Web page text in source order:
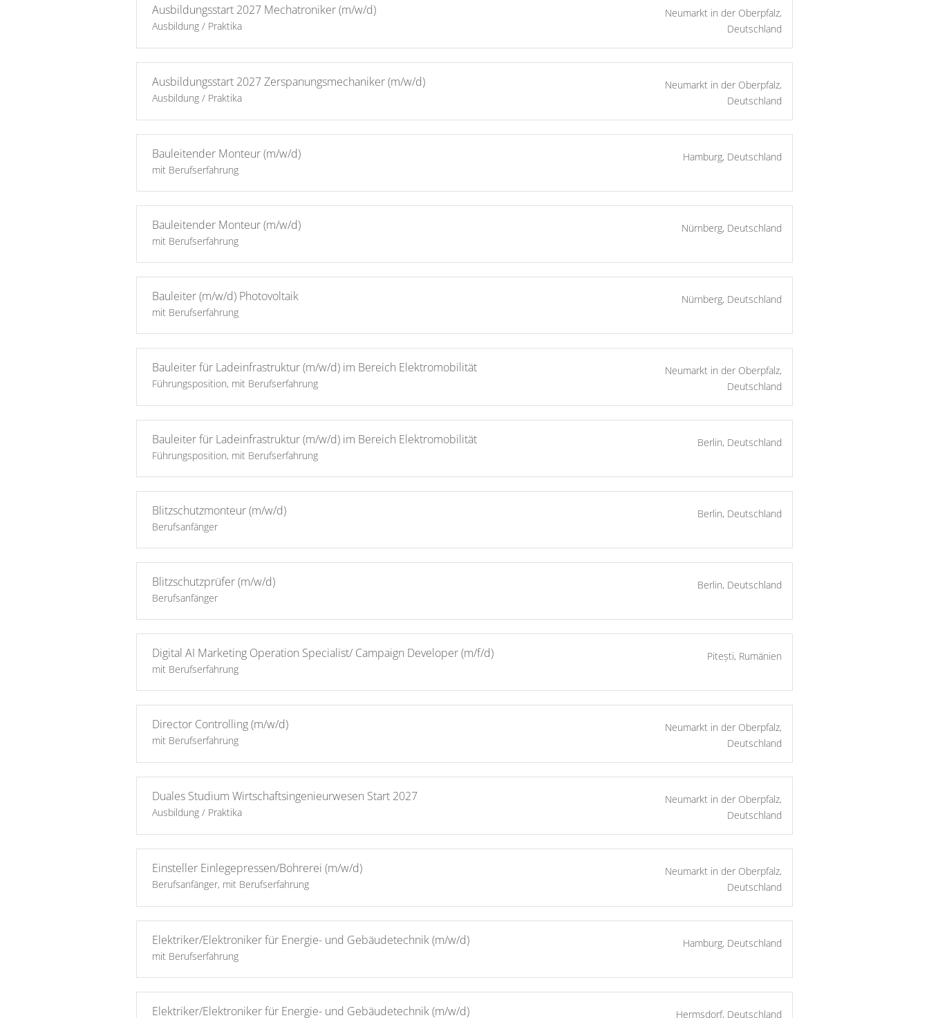
Ausbildungsstart 2027 Mechatroniker (m/w/d)
Ausbildung / Praktika
Neumarkt in der Oberpfalz,
Deutschland
Ausbildungsstart 2027 Zerspanungsmechaniker (m/w/d)
Ausbildung / Praktika
Neumarkt in der Oberpfalz,
Deutschland
Bauleitender Monteur (m/w/d)
mit Berufserfahrung
Hamburg, Deutschland
Bauleitender Monteur (m/w/d)
mit Berufserfahrung
Nürnberg, Deutschland
Bauleiter (m/w/d) Photovoltaik
mit Berufserfahrung
Nürnberg, Deutschland
Bauleiter für Ladeinfrastruktur (m/w/d) im Bereich Elektromobilität
Führungsposition, mit Berufserfahrung
Neumarkt in der Oberpfalz,
Deutschland
Bauleiter für Ladeinfrastruktur (m/w/d) im Bereich Elektromobilität
Führungsposition, mit Berufserfahrung
Berlin, Deutschland
Blitzschutzmonteur (m/w/d)
Berufsanfänger
Berlin, Deutschland
Blitzschutzprüfer (m/w/d)
Berufsanfänger
Berlin, Deutschland
Digital AI Marketing Operation Specialist/ Campaign Developer (m/f/d)
mit Berufserfahrung
Pitești, Rumänien
Director Controlling (m/w/d)
mit Berufserfahrung
Neumarkt in der Oberpfalz,
Deutschland
Duales Studium Wirtschaftsingenieurwesen Start 2027
Ausbildung / Praktika
Neumarkt in der Oberpfalz,
Deutschland
Einsteller Einlegepressen/Bohrerei (m/w/d)
Berufsanfänger, mit Berufserfahrung
Neumarkt in der Oberpfalz,
Deutschland
Elektriker/Elektroniker für Energie- und Gebäudetechnik (m/w/d)
mit Berufserfahrung
Hamburg, Deutschland
Elektriker/Elektroniker für Energie- und Gebäudetechnik (m/w/d) Hermsdorf, Deutschland